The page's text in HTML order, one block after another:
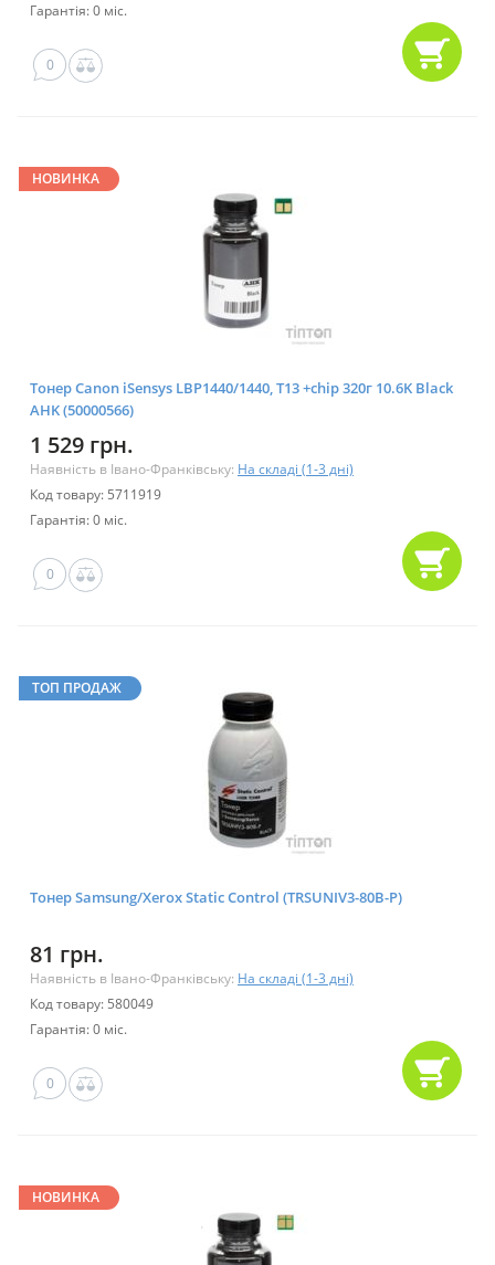
Гарантія: 0 міс.
0
НОВИНКА
Тонер Canon iSensys LBP1440/1440, T13 +chip 320г 10.6K Black
AHK (50000566)
1 529 грн.
Наявність в Івано-Франківську: На складі (1-3 дні)
Код товару: 5711919
Гарантія: 0 міс.
0
ТОП ПРОДАЖ
Тонер Samsung/Xerox Static Control (TRSUNIV3-80B-P)
81 грн.
Наявність в Івано-Франківську: На складі (1-3 дні)
Код товару: 580049
Гарантія: 0 міс.
0
НОВИНКА